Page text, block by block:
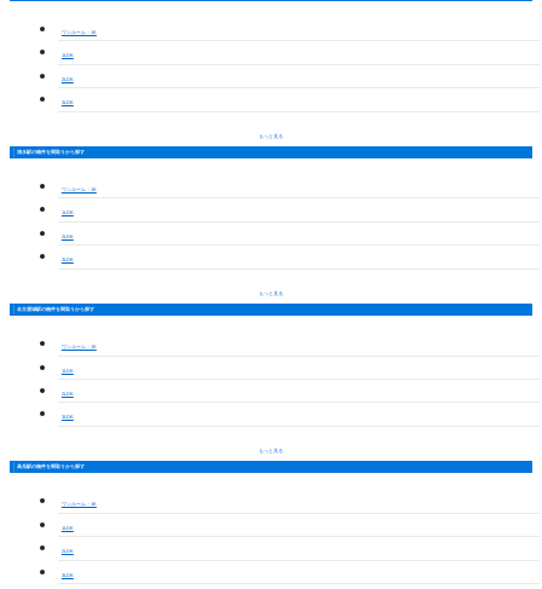
ワンルーム・1K
1LDK
2LDK
3LDK
もっと見る
清水駅の物件を間取りから探す
ワンルーム・1K
1LDK
2LDK
3LDK
もっと見る
名古屋城駅の物件を間取りから探す
ワンルーム・1K
1LDK
2LDK
3LDK
もっと見る
高岳駅の物件を間取りから探す
ワンルーム・1K
1LDK
2LDK
3LDK